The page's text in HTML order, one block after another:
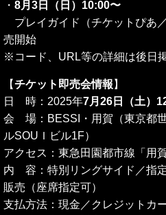
・ 8月3日（日）10:00〜
プレイガイド（チケットぴあ
売開始
※コード、URL等の詳細は後日
【チケット即売会情報 】
日 時：2025年7月26日（土）
会 場：BESSI・用賀（東京都
ルSOUＩビル1F）
アクセス：東急田園都市線「用
内 容：特別リングサイド／指
販売（座席指定可）
支払方法：現金／クレジットカ